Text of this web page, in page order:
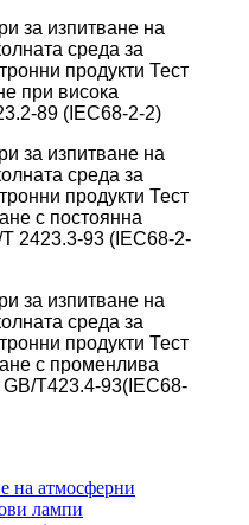
за изпитване на
среда за
продукти Тест
при висока
89 (IEC68-2-2)
за изпитване на
среда за
продукти Тест
с постоянна
2423.3-93 (IEC68-2-
за изпитване на
среда за
продукти Тест
с променлива
T423.4-93(IEC68-